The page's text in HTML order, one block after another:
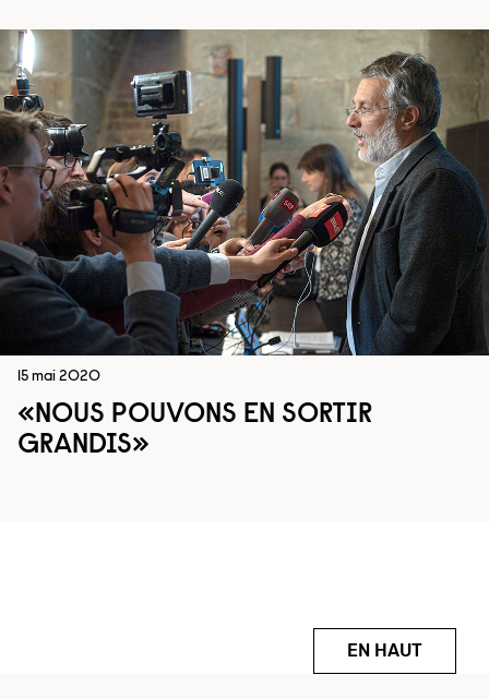
15 mai 2020
«NOUS POUVONS EN SORTIR
GRANDIS»
EN HAUT